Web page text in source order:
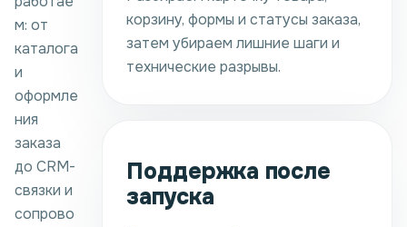
м: от
каталога
и
оформле
ния
заказа
до CRM-
связки и
сопрово
корзину, формы и статусы заказа,
затем убираем лишние шаги и
технические разрывы.
Поддержка после
запуска